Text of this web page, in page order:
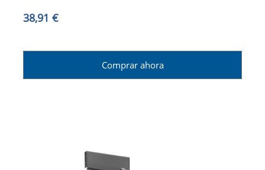
38,91 €
Comprar ahora